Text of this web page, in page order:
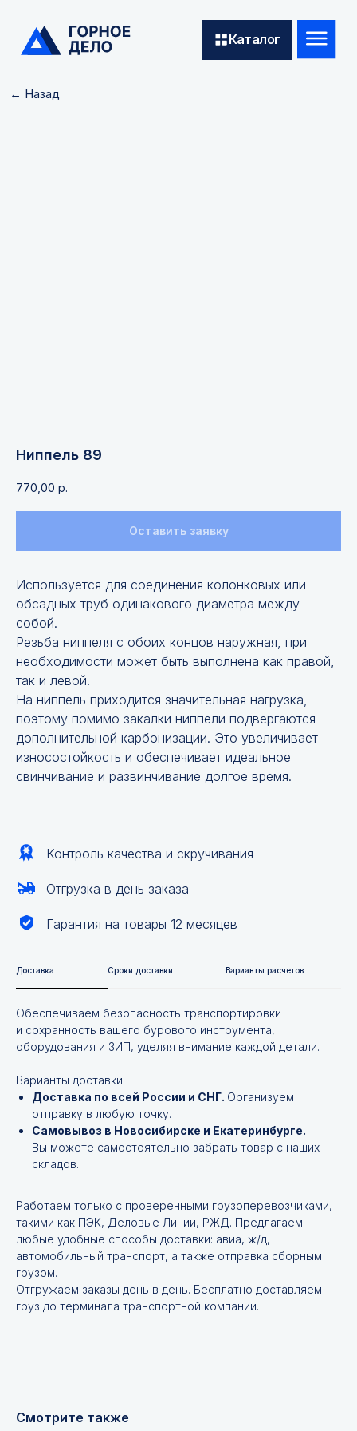
Каталог
Ниппель 89
770,00 р.
Оставить заявку
Используется для соединения колонковых или
обсадных труб одинакового диаметра между
собой.
Резьба ниппеля с обоих концов наружная, при
необходимости может быть выполнена как правой,
так и левой.
На ниппель приходится значительная нагрузка,
поэтому помимо закалки ниппели подвергаются
дополнительной карбонизации. Это увеличивает
износостойкость и обеспечивает идеальное
свинчивание и развинчивание долгое время.
Контроль качества и скручивания
Отгрузка в день заказа
Гарантия на товары 12 месяцев
Доставка Сроки доставки Варианты расчетов
Обеспечиваем безопасность транспортировки
и сохранность вашего бурового инструмента,
оборудования и ЗИП, уделяя внимание каждой детали.
Варианты доставки:
Доставка по всей России и СНГ. Организуем
отправку в любую точку.
Самовывоз в Новосибирске и Екатеринбурге.
Вы можете самостоятельно забрать товар с наших
складов.
Работаем только с проверенными грузоперевозчиками,
такими как ПЭК, Деловые Линии, РЖД. Предлагаем
любые удобные способы доставки: авиа, ж/д,
автомобильный транспорт, а также отправка сборным
грузом.
Отгружаем заказы день в день. Бесплатно доставляем
груз до терминала транспортной компании.
Смотрите также
Не нашли нужной
позиции?